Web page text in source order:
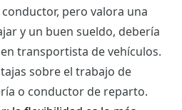
pero valora una
y un buen sueldo, debería
transportista de vehículos.
sobre el trabajo de
o conductor de reparto.